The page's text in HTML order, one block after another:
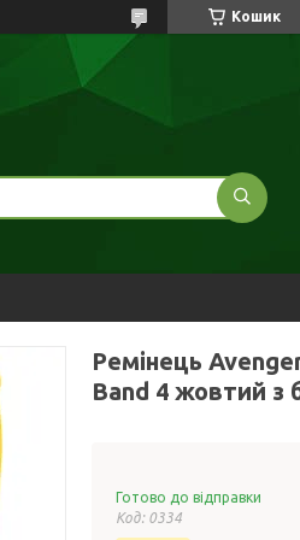
Кошик
Ремінець
Band 4 жовтий з
Готово до відправки
Код: 0334